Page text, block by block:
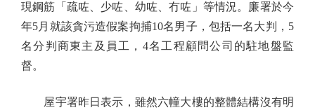
現鋼筋「疏咗、少咗、幼咗、冇咗」等情況。廉署於今
年5月就該貪污造假案拘捕10名男子，包括一名大判，5
名分判商東主及員工，4名工程顧問公司的駐地盤監
督。
屋宇署昨日表示，雖然六幢大樓的整體結構沒有明